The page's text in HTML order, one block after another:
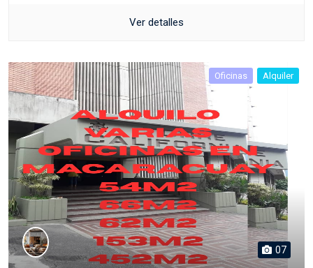
Ver detalles
Oficinas Alquiler
07